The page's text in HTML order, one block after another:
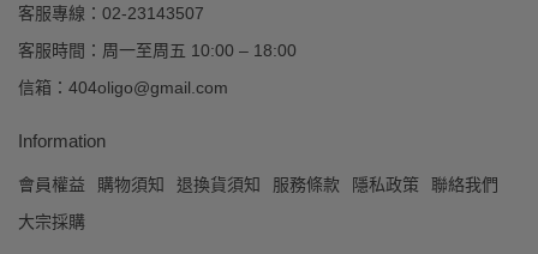
客服專線：02-23143507
客服時間：周一至周五 10:00 – 18:00
信箱：404oligo@gmail.com
Information
會員權益 購物須知 退換貨須知 服務條款 隱私政策
聯絡我們
大宗採購